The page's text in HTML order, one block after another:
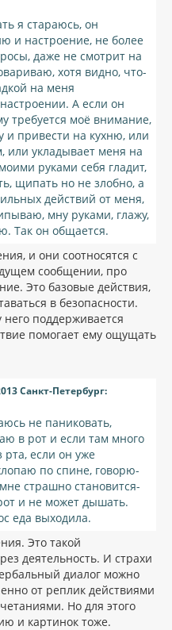
я стараюсь, он
и настроение, не более
даже не смотрит на
хотя видно, что-
на меня
А если он
требуется моё внимание,
и привести на кухню, или
или укладывает меня на
руками себя гладит,
щипать но не злобно, а
действий от меня,
мну руками, глажу,
Так он общается.
и они соотносятся с
сообщении, про
Это базовые действия,
в безопасности.
поддерживается
помогает ему ощущать
Санкт-Петербург:
не паниковать,
в рот и если там много
если он уже
по спине, говорю-
страшно становится-
и не может дышать.
еда выходила.
Это такой
деятельность. И страхи
диалог можно
от реплик действиями
Но для этого
и картинок тоже.